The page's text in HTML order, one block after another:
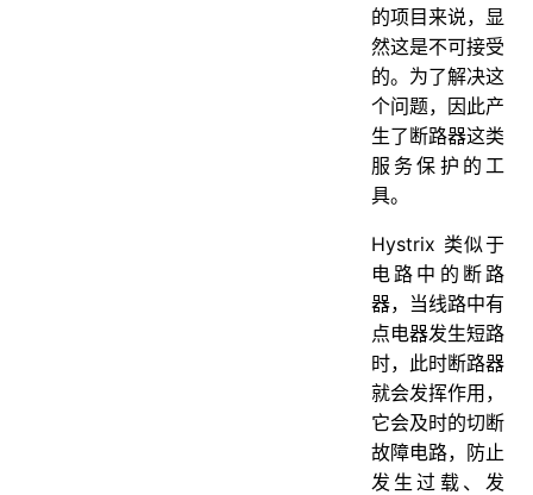
的项目来说，显
然这是不可接受
的。为了解决这
个问题，因此产
生了断路器这类
服务保护的工
具。
Hystrix 类似于
电路中的断路
器，当线路中有
点电器发生短路
时，此时断路器
就会发挥作用，
它会及时的切断
故障电路，防止
发生过载、发